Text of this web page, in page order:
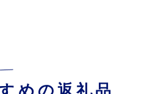
めの返礼品